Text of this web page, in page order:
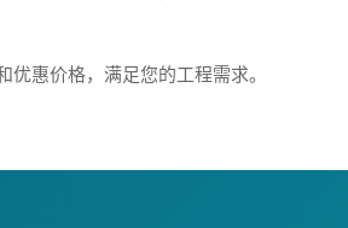
惠价格，满足您的工程需求。